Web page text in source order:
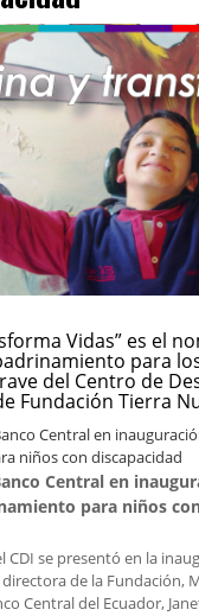
Vidas” es el
para
del Centro de
Fundación Tierra
Central en
para niños
CDI se presentó en la
de la Fundación,
Central del Ecuador,